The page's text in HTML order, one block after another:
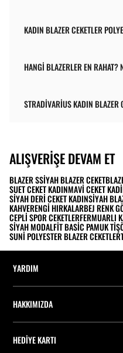
KADIN BLAZER CEKETLER
HANGI BLAZERLER EN
STRADIVARIUS KADIN BLAZER
ALIŞVERIŞE DEVAM ET
BLAZER SSIYAH BLAZER CEKET
SUET CEKET KADINMAVI CEKET
SIYAH DERI CEKET KADINSIYAH
KAHVERENGI HIRKALARBEJ RENK
CEPLI SPOR CEKETLERFERMUARLI
SIYAH MODALFIT BASIC PAMUK
SUNI POLYESTER BLAZER CEKETLER
YARDIM
Siparişi takip edin
Fişini bul
HAKKIMIZDA
Stradivarius'ta Çalışmak
HEDIYE KARTI